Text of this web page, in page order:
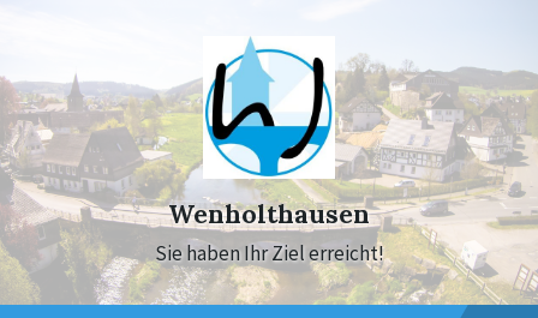
navigation
Wenholthausen
Sie haben Ihr Ziel erreicht!